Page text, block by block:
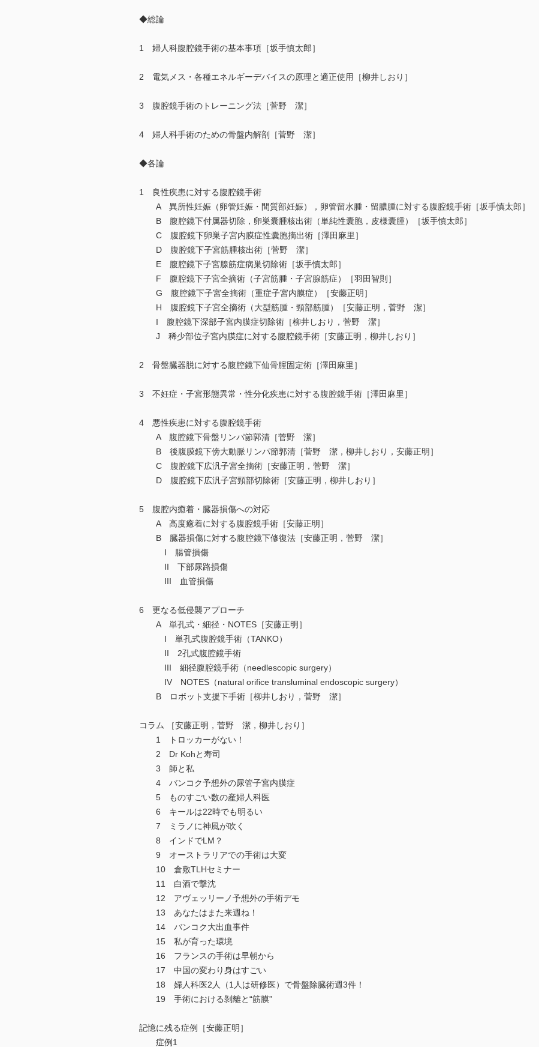
◆総論
1 婦人科腹腔鏡手術の基本事項［坂手慎太郎］
2 電気メス・各種エネルギーデバイスの原理と適正使用［柳井しおり］
3 腹腔鏡手術のトレーニング法［菅野 潔］
4 婦人科手術のための骨盤内解剖［菅野 潔］
◆各論
1 良性疾患に対する腹腔鏡手術
A 異所性妊娠（卵管妊娠・間質部妊娠），卵管留水腫・留膿腫に対する腹腔鏡手術［坂手慎太郎］
B 腹腔鏡下付属器切除，卵巣囊腫核出術（単純性囊胞，皮様囊腫）［坂手慎太郎］
C 腹腔鏡下卵巣子宮内膜症性囊胞摘出術［澤田麻里］
D 腹腔鏡下子宮筋腫核出術［菅野 潔］
E 腹腔鏡下子宮腺筋症病巣切除術［坂手慎太郎］
F 腹腔鏡下子宮全摘術（子宮筋腫・子宮腺筋症）［羽田智則］
G 腹腔鏡下子宮全摘術（重症子宮内膜症）［安藤正明］
H 腹腔鏡下子宮全摘術（大型筋腫・頸部筋腫）［安藤正明，菅野 潔］
I 腹腔鏡下深部子宮内膜症切除術［柳井しおり，菅野 潔］
J 稀少部位子宮内膜症に対する腹腔鏡手術［安藤正明，柳井しおり］
2 骨盤臓器脱に対する腹腔鏡下仙骨腟固定術［澤田麻里］
3 不妊症・子宮形態異常・性分化疾患に対する腹腔鏡手術［澤田麻里］
4 悪性疾患に対する腹腔鏡手術
A 腹腔鏡下骨盤リンパ節郭清［菅野 潔］
B 後腹膜鏡下傍大動脈リンパ節郭清［菅野 潔，柳井しおり，安藤正明］
C 腹腔鏡下広汎子宮全摘術［安藤正明，菅野 潔］
D 腹腔鏡下広汎子宮頸部切除術［安藤正明，柳井しおり］
5 腹腔内癒着・臓器損傷への対応
A 高度癒着に対する腹腔鏡手術［安藤正明］
B 臓器損傷に対する腹腔鏡下修復法［安藤正明，菅野 潔］
I 腸管損傷
II 下部尿路損傷
III 血管損傷
6 更なる低侵襲アプローチ
A 単孔式・細径・NOTES［安藤正明］
I 単孔式腹腔鏡手術（TANKO）
II 2孔式腹腔鏡手術
III 細径腹腔鏡手術（needlescopic surgery）
IV NOTES（natural orifice transluminal endoscopic surgery）
B ロボット支援下手術［柳井しおり，菅野 潔］
コラム ［安藤正明，菅野 潔，柳井しおり］
1 トロッカーがない！
2 Dr Kohと寿司
3 師と私
4 バンコク予想外の尿管子宮内膜症
5 ものすごい数の産婦人科医
6 キールは22時でも明るい
7 ミラノに神風が吹く
8 インドでLM？
9 オーストラリアでの手術は大変
10 倉敷TLHセミナー
11 白酒で撃沈
12 アヴェッリーノ予想外の手術デモ
13 あなたはまた来週ね！
14 バンコク大出血事件
15 私が育った環境
16 フランスの手術は早朝から
17 中国の変わり身はすごい
18 婦人科医2人（1人は研修医）で骨盤除臓術週3件！
19 手術における剝離と“筋膜”
記憶に残る症例［安藤正明］
症例1